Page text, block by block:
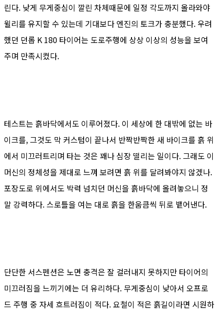
린다. 낮게 무게중심이 깔린 차체때문에 일정 각도까지 올라와야
윌리를 유지할 수 있는데 기대보다 엔진의 토크가 충분했다. 우려
했던 던롭 K 180 타이어는 도로주행에 상상 이상의 성능을 보여
주며 만족시켰다.
테스트는 흙바닥에서도 이루어졌다. 이 세상에 한 대밖에 없는 바
이크를, 그것도 막 커스텀이 끝나서 반짝반짝한 새 바이크를 흙 위
에서 미끄러트리며 타는 것은 꽤나 심장 떨리는 일이다. 그래도 이
머신의 정체성을 제대로 느껴 보려면 흙 위를 달려봐야지 않겠나.
포장도로 위에서도 박력 넘치던 머신을 흙바닥에 올려놓으니 정
말 강력하다. 스로틀을 여는 대로 흙을 한움큼씩 뒤로 뱉어낸다.
단단한 서스펜션은 노면 충격은 잘 걸러내지 못하지만 타이어의
미끄러짐을 느끼기에는 더 유리하다. 무게중심이 낮아서 오프로
드 주행 중 자세 흐트러짐이 적다. 요철이 적은 흙길이라면 시원하